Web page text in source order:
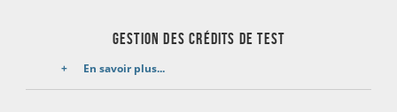
Gestion des crédits de test
En savoir plus...